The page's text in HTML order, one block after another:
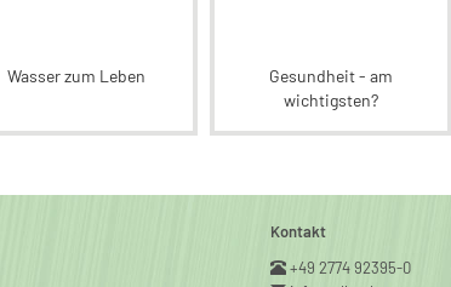
Wasser zum Leben
Gesundheit - am
wichtigsten?
Kontakt
+49 2774 92395-0